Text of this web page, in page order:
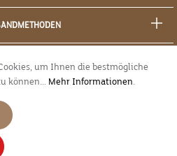
um Ihnen die bestmögliche
können... Mehr Informationen.